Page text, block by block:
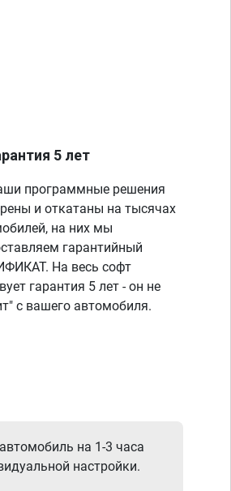
5 лет
программные решения
и откатаны на тысячах
на них мы
гарантийный
На весь софт
гарантия 5 лет - он не
с вашего автомобиля.
на 1-3 часа
настройки.